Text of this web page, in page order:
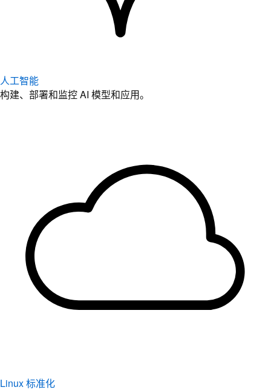
人工智能
构建、部署和监控 AI 模型和应用。
Linux 标准化